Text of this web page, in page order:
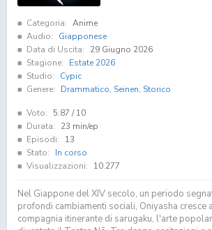
Categoria: Anime
Audio:
Giapponese
Data di Uscita:
29 Giugno 2026
Stagione:
Estate 2026
Studio:
Cypic
Genere:
Drammatico, Seinen, Storico
Voto: 5.87 / 10
Durata:
23 min/ep
Episodi:
13
Stato:
In corso
Visualizzazioni:
10.277
Nel Giappone del XIV secolo, un periodo
profondi cambiamenti sociali, Oniyasha cresce
compagnia itinerante di sarugaku, l'arte